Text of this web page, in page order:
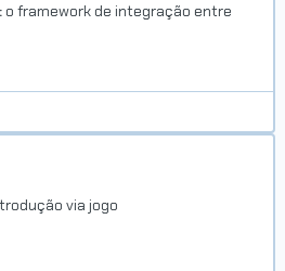
o framework de integração entre
via jogo